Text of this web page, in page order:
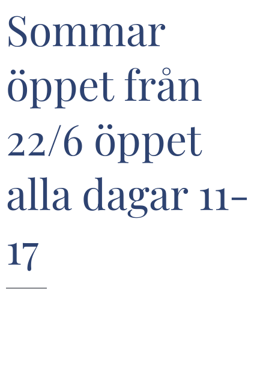
Sommar
öppet från
22/6 öppet
alla dagar 11-
17